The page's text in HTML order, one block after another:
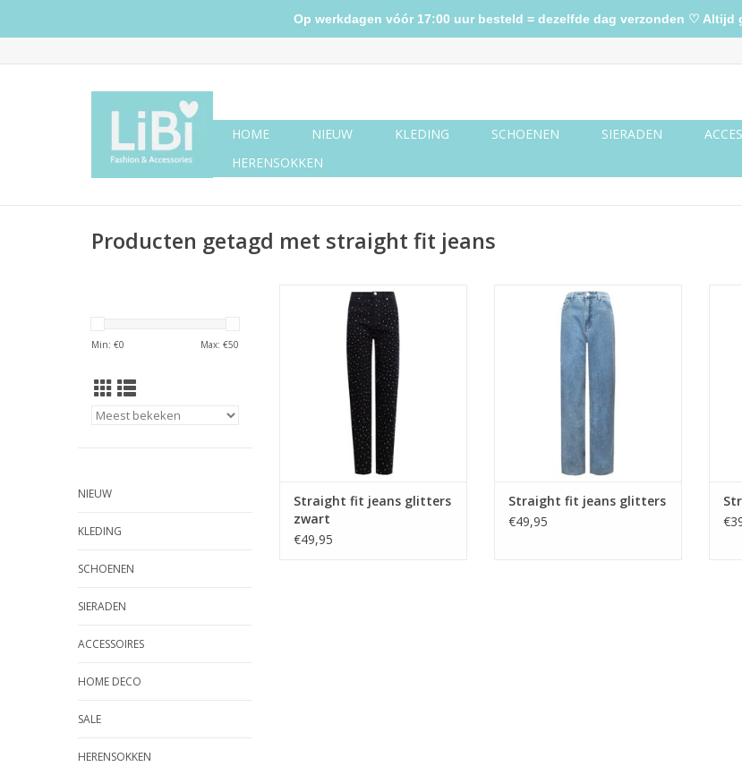
HOME NIEUW KLEDING SCHOENEN SIERADEN
HERENSOKKEN
Producten getagd met straight fit jeans
Min: €0 Max: €50
NIEUW
KLEDING
SCHOENEN
SIERADEN
ACCESSOIRES
HOME DECO
SALE
HERENSOKKEN
Straight fit jeans glitters zwart
Straight fit jeans glitters
zwart
€49,95
Straight fit jeans glitters
TOEVOEGEN AAN WINKELWAGEN
Straight fit jeans glitters
€49,95
Op werkdagen vóór 17:00 uur besteld = dezelfde dag verzonden ♡ Altijd